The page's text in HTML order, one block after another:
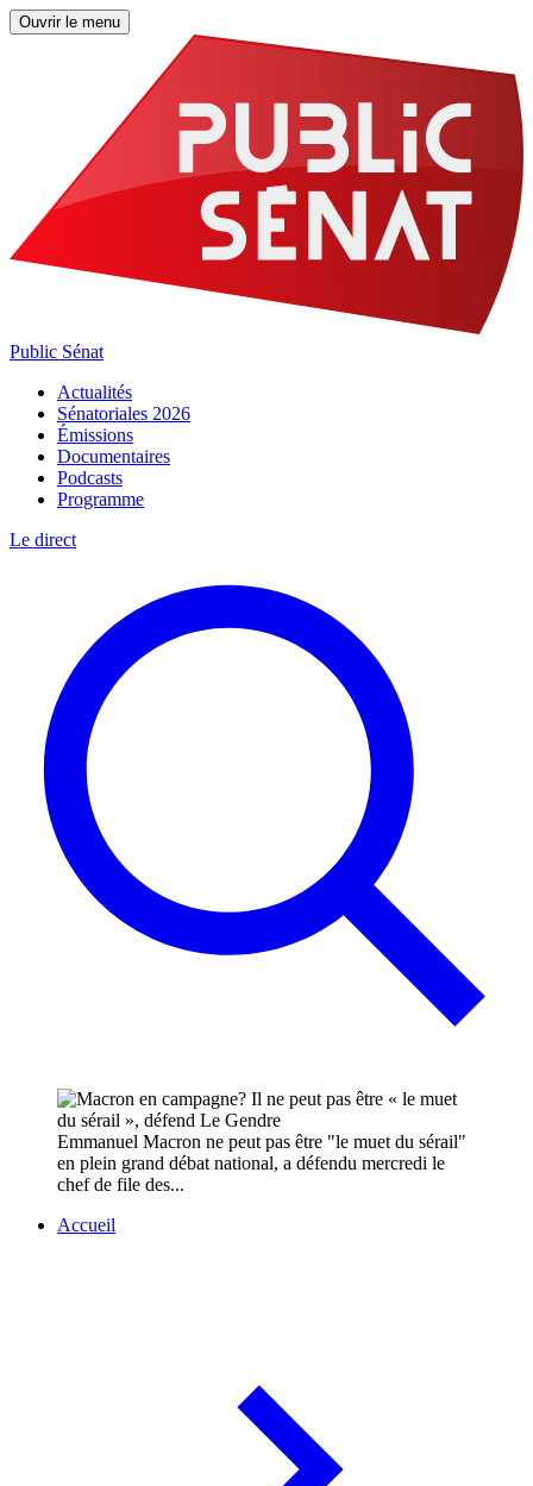
Ouvrir le menu
Public Sénat
Actualités
Sénatoriales 2026
Émissions
Documentaires
Podcasts
Programme
Le direct
Emmanuel Macron ne peut pas être "le muet du sérail"
en plein grand débat national, a défendu mercredi le
chef de file des...
Accueil